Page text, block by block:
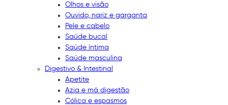
Olhos e visão
Ouvido, nariz e garganta
Pele e cabelo
Saúde bucal
Saúde íntima
Saúde masculina
Digestivo & Intestinal
Apetite
Azia e má digestão
Cólica e espasmos